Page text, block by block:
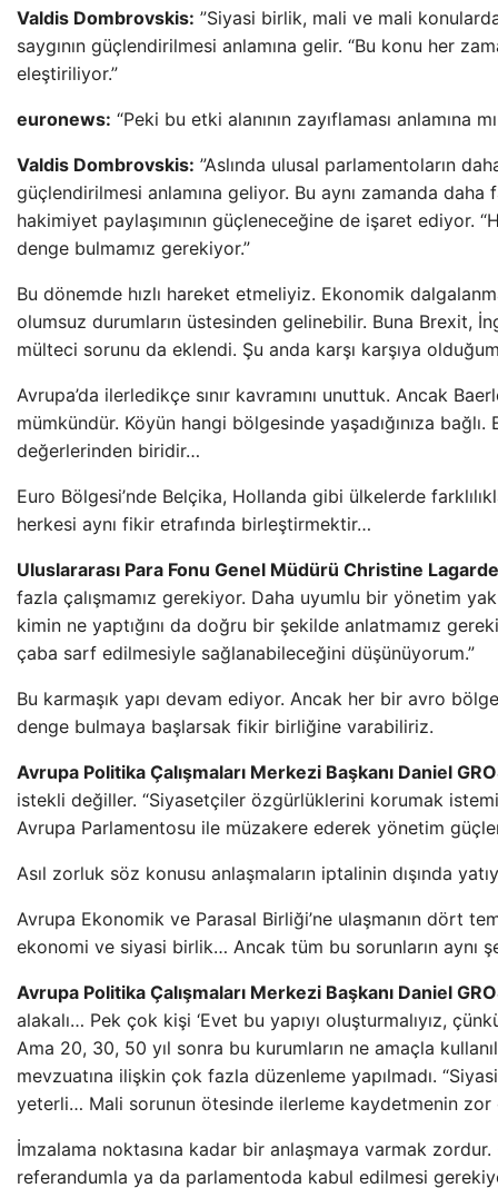
Valdis Dombrovskis: ”Siyasi birlik, mali ve mali
saygının güçlendirilmesi anlamına gelir. “Bu konu her
eleştiriliyor.”
euronews: “Peki bu etki alanının zayıflaması anlamına
Valdis Dombrovskis: ”Aslında ulusal parlamentoların
güçlendirilmesi anlamına geliyor. Bu aynı zamanda daha
hakimiyet paylaşımının güçleneceğine de işaret ediyor.
denge bulmamız gerekiyor.”
Bu dönemde hızlı hareket etmeliyiz. Ekonomik
olumsuz durumların üstesinden gelinebilir. Buna Brexit,
mülteci sorunu da eklendi. Şu anda karşı karşıya
Avrupa’da ilerledikçe sınır kavramını unuttuk. Ancak
mümkündür. Köyün hangi bölgesinde yaşadığınıza
değerlerinden biridir…
Euro Bölgesi’nde Belçika, Hollanda gibi ülkelerde
herkesi aynı fikir etrafında birleştirmektir…
Uluslararası Para Fonu Genel Müdürü Christine
fazla çalışmamız gerekiyor. Daha uyumlu bir yönetim
kimin ne yaptığını da doğru bir şekilde anlatmamız
çaba sarf edilmesiyle sağlanabileceğini düşünüyorum.”
Bu karmaşık yapı devam ediyor. Ancak her bir avro
denge bulmaya başlarsak fikir birliğine varabiliriz.
Avrupa Politika Çalışmaları Merkezi Başkanı Daniel
istekli değiller. “Siyasetçiler özgürlüklerini korumak
Avrupa Parlamentosu ile müzakere ederek yönetim
Asıl zorluk söz konusu anlaşmaların iptalinin dışında
Avrupa Ekonomik ve Parasal Birliği’ne ulaşmanın dört
ekonomi ve siyasi birlik… Ancak tüm bu sorunların aynı
Avrupa Politika Çalışmaları Merkezi Başkanı Daniel
alakalı… Pek çok kişi ‘Evet bu yapıyı oluşturmalıyız,
Ama 20, 30, 50 yıl sonra bu kurumların ne amaçla
mevzuatına ilişkin çok fazla düzenleme yapılmadı.
yeterli… Mali sorunun ötesinde ilerleme kaydetmenin zor
İmzalama noktasına kadar bir anlaşmaya varmak
referandumla ya da parlamentoda kabul edilmesi